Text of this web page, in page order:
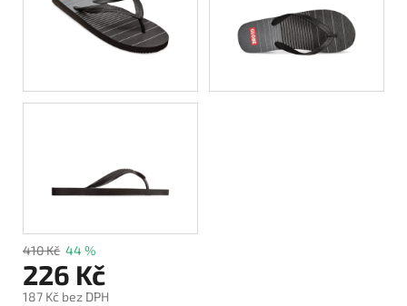
410 Kč 44 %
226 Kč
187 Kč bez DPH